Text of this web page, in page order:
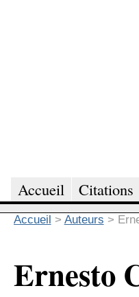
Accueil Citations
Accueil > Auteurs >
Ernesto